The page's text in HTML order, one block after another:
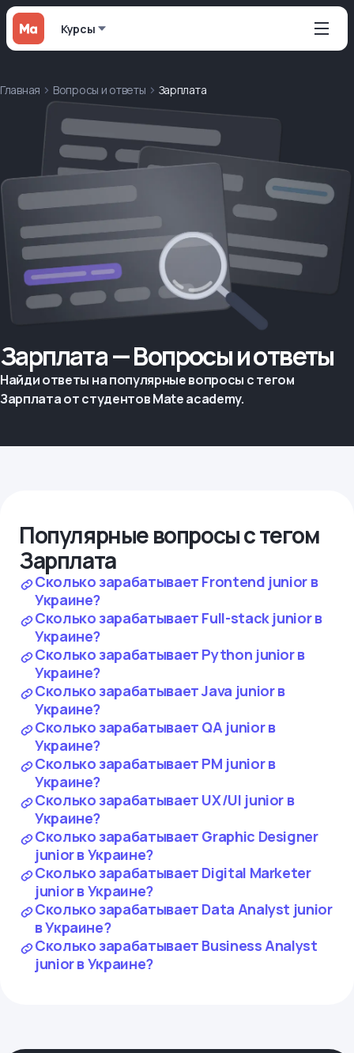
Курсы
Главная Вопросы и ответы Зарплата
Зарплата — Вопросы и ответы
Найди ответы на популярные вопросы с тегом
Зарплата от студентов Mate academy.
Популярные вопросы с тегом
Зарплата
Сколько зарабатывает Frontend junior в
Украине?
Сколько зарабатывает Full-stack junior в
Украине?
Сколько зарабатывает Python junior в
Украине?
Сколько зарабатывает Java junior в
Украине?
Сколько зарабатывает QA junior в
Украине?
Сколько зарабатывает PM junior в
Украине?
Сколько зарабатывает UX/UI junior в
Украине?
Сколько зарабатывает Graphic Designer
junior в Украине?
Сколько зарабатывает Digital Marketer
junior в Украине?
Сколько зарабатывает Data Analyst junior
в Украине?
Сколько зарабатывает Business Analyst
junior в Украине?